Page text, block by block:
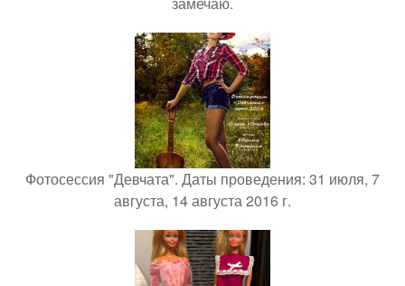
Фотосессия "Девчата". Даты проведения: 31 июля, 7
августа, 14 августа 2016 г.